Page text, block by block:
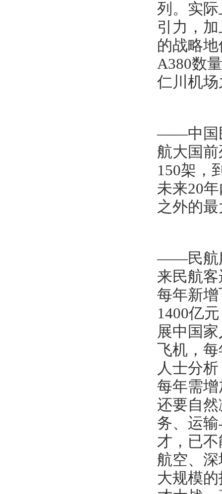
列。实
引力，
的战略
A380数
仁川机
——中国
航大国
150架，
未来20
之外的
——民航
来民航
每年新
1400亿
展中国
飞机，
人士分
每年需
还要自
务、运
才，已
航空、
大规模